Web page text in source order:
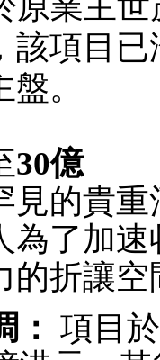
該項目
。
30億
見的貴
為了加
的折讓空
： 項目